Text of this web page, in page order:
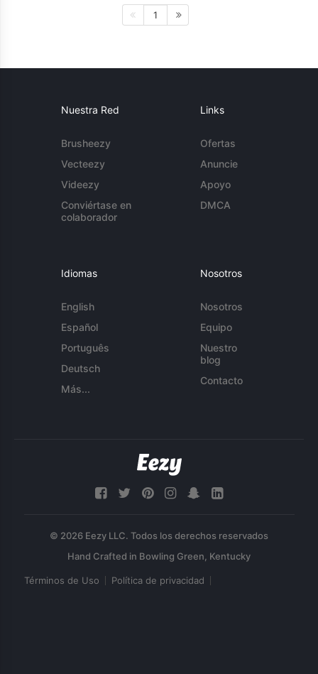
1
Nuestra Red
Brusheezy
Vecteezy
Videezy
Conviértase en
colaborador
Links
Ofertas
Anuncie
Apoyo
DMCA
Idiomas
English
Español
Português
Deutsch
Más...
Nosotros
Nosotros
Equipo
Nuestro
blog
Contacto
© 2026 Eezy LLC. Todos los derechos reservados
Términos de Uso Política de privacidad